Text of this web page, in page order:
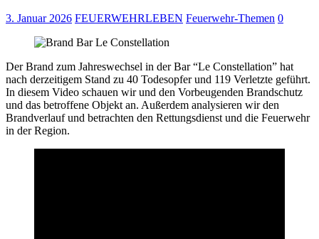
3. Januar 2026 FEUERWEHRLEBEN Feuerwehr-Themen 0
Der Brand zum Jahreswechsel in der Bar “Le Constellation” hat
nach derzeitigem Stand zu 40 Todesopfer und 119 Verletzte geführt.
In diesem Video schauen wir und den Vorbeugenden Brandschutz
und das betroffene Objekt an. Außerdem analysieren wir den
Brandverlauf und betrachten den Rettungsdienst und die Feuerwehr
in der Region.